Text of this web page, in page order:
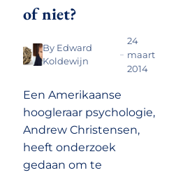
of niet?
By Edward
Koldewijn
24
maart
2014
Een Amerikaanse
hoogleraar psychologie,
Andrew Christensen,
heeft onderzoek
gedaan om te